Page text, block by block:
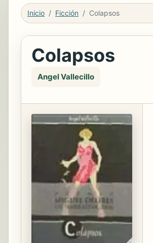
Inicio Ficción Colapsos
Colapsos
Angel Vallecillo